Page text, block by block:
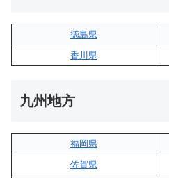
徳島県
香川県
九州地方
福岡県
佐賀県